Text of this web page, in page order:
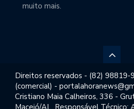
muito mais.
Direitos reservados - (82) 98819-
(comercial) -
Cristiano Maia Calheiros, 336 -